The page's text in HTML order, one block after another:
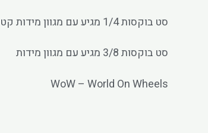
סט בוקסות 1/4 מגיע עם מגוון מידות קטנות
סט בוקסות 3/8 מגיע עם מגוון מידות
WoW – World On Wheels